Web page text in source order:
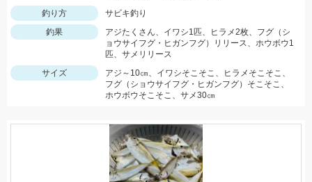
釣り方
サビキ釣り
釣果
アジたくさん、イワシ1匹、ヒラメ2枚、フグ（シ
ョウサイフグ・ヒガンフグ）リリース、ホウボウ1
匹、サメリリース
サイズ
アジ～10㎝、イワシそこそこ、ヒラメそこそこ、
フグ（ショウサイフグ・ヒガンフグ）そこそこ、
ホウボウそこそこ、サメ30㎝